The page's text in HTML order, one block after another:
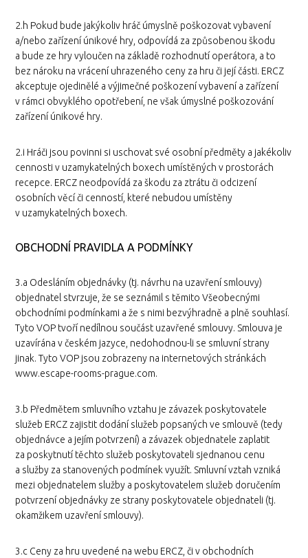
2.h Pokud bude jakýkoliv hráč úmyslně poškozovat vybavení
a/nebo zařízení únikové hry, odpovídá za způsobenou škodu
a bude ze hry vyloučen na základě rozhodnutí operátora, a to
bez nároku na vrácení uhrazeného ceny za hru či její části. ERCZ
akceptuje ojedinělé a výjimečné poškození vybavení a zařízení
v rámci obvyklého opotřebení, ne však úmyslné poškozování
zařízení únikové hry.
2.i Hráči jsou povinni si uschovat své osobní předměty a jakékoliv
cennosti v uzamykatelných boxech umístěných v prostorách
recepce. ERCZ neodpovídá za škodu za ztrátu či odcizení
osobních věcí či cenností, které nebudou umístěny
v uzamykatelných boxech.
OBCHODNÍ PRAVIDLA A PODMÍNKY
3.a Odesláním objednávky (tj. návrhu na uzavření smlouvy)
objednatel stvrzuje, že se seznámil s těmito Všeobecnými
obchodními podmínkami a že s nimi bezvýhradně a plně souhlasí.
Tyto VOP tvoří nedílnou součást uzavřené smlouvy. Smlouva je
uzavírána v českém jazyce, nedohodnou-li se smluvní strany
jinak. Tyto VOP jsou zobrazeny na internetových stránkách
www.escape-rooms-prague.com.
3.b Předmětem smluvního vztahu je závazek poskytovatele
služeb ERCZ zajistit dodání služeb popsaných ve smlouvě (tedy
objednávce a jejím potvrzení) a závazek objednatele zaplatit
za poskytnutí těchto služeb poskytovateli sjednanou cenu
a služby za stanovených podmínek využít. Smluvní vztah vzniká
mezi objednatelem služby a poskytovatelem služeb doručením
potvrzení objednávky ze strany poskytovatele objednateli (tj.
okamžikem uzavření smlouvy).
3.c Ceny za hru uvedené na webu ERCZ, či v obchodních